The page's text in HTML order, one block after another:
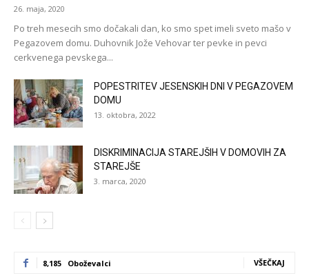
26. maja, 2020
Po treh mesecih smo dočakali dan, ko smo spet imeli sveto mašo v
Pegazovem domu. Duhovnik Jože Vehovar ter pevke in pevci
cerkvenega pevskega...
POPESTRITEV JESENSKIH DNI V PEGAZOVEM
DOMU
13. oktobra, 2022
DISKRIMINACIJA STAREJŠIH V DOMOVIH ZA
STAREJŠE
3. marca, 2020
8,185 Oboževalci VŠEČKAJ